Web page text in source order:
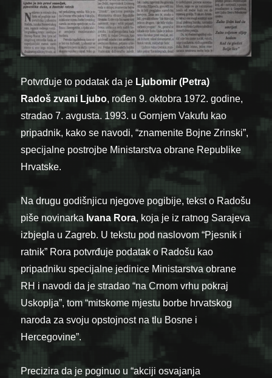
Potvrđuje to podatak da je Ljubomir (Petra)
Radoš zvani Ljubo, rođen 9. oktobra 1972. godine,
stradao 7. avgusta. 1993. u Gornjem Vakufu kao
pripadnik, kako se navodi, “znamenite Bojne Zrinski”,
specijalne postrojbe Ministarstva obrane Republike
Hrvatske.
Na drugu godišnjicu njegove pogibije, tekst o Radošu
piše novinarka Ivana Rora, koja je iz ratnog Sarajeva
izbjegla u Zagreb. U tekstu pod naslovom “Pjesnik i
ratnik” Rora potvrđuje podatak o Radošu kao
pripadniku specijalne jedinice Ministarstva obrane
RH i navodi da je stradao “na Crnom vrhu pokraj
Uskoplja”, tom “mitskome mjestu borbe hrvatskog
naroda za svoju opstojnost na tlu Bosne i
Hercegovine”.
Precizira da je poginuo u “akciji osvajanja